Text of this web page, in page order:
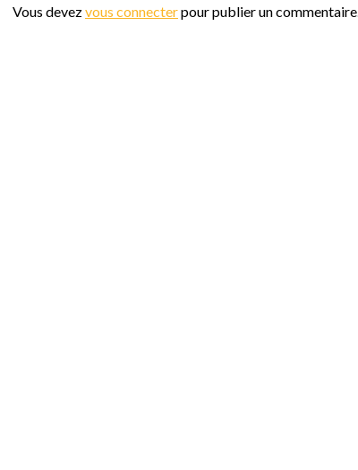
Vous devezvous connecterpour publier un commentaire.